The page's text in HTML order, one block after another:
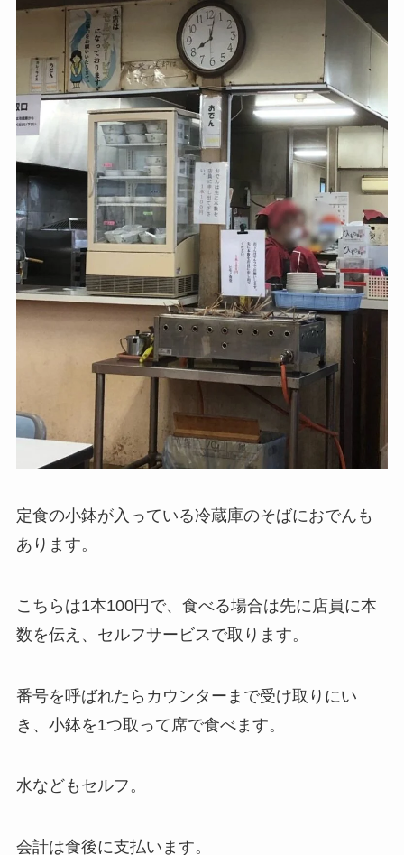
定食の小鉢が入っている冷蔵庫のそばにおでんも
あります。
こちらは1本100円で、食べる場合は先に店員に本
数を伝え、セルフサービスで取ります。
番号を呼ばれたらカウンターまで受け取りにい
き、小鉢を1つ取って席で食べます。
水などもセルフ。
会計は食後に支払います。